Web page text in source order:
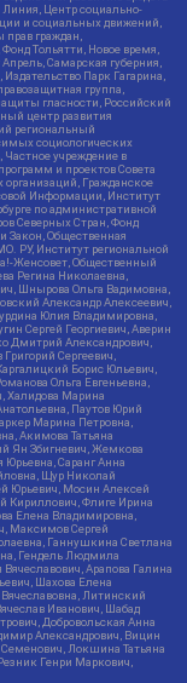
Центр социально-
и социальных движений,
граждан,
Тольятти, Новое время,
Самарская губерния,
Парк Гагарина,
группа,
гласности, Российский
центр развития
региональный
социологических
учреждение в
и проектов Совета
Гражданское
Информации, Институт
по административной
Северных Стран, Фонд
Закон, Общественная
РУ, Институт региональной
Женсовет, Общественный
Регина Николаевна,
Шнырова Ольга Вадимовна,
Александр Алексеевич,
Юлия Владимировна,
Сергей Георгиевич, Аверин
Дмитрий Александрович,
Сергеевич,
Борис Юльевич,
Ольга Евгеньевна,
Халидова Марина
Паутов Юрий
Марина Петровна,
Акимова Татьяна
Ян Збигневич, Жемкова
Саранг Анна
Щур Николай
Юрьевич, Мосин Алексей
Кириллович, Флиге Ирина
Елена Владимировна,
Максимов Сергей
Ганнушкина Светлана
Гендель Людмила
Арапова Галина
Шахова Елена
Литинский
Иванович, Шабад
Добровольская Анна
Александрович, Вицин
Локшина Татьяна
Генри Маркович,